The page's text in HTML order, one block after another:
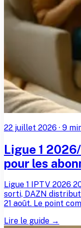
22 juillet 2026 · 9
Ligue 1
pour les
Ligue 1 IPTV 2026
sorti, DAZN
21 août. Le point
Lire le guide →